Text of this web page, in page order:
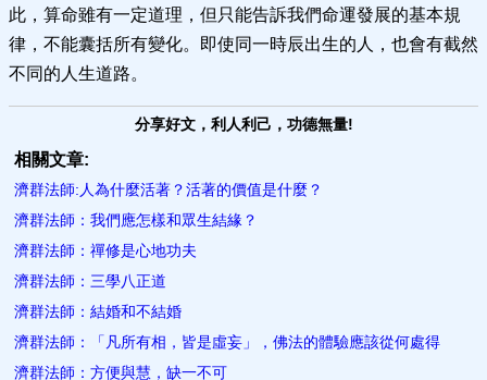
此，算命雖有一定道理，但只能告訴我們命運發展的基本規
律，不能囊括所有變化。即使同一時辰出生的人，也會有截然
不同的人生道路。
分享好文，利人利己，功德無量!
相關文章:
濟群法師:人為什麼活著？活著的價值是什麼？
濟群法師：我們應怎樣和眾生結緣？
濟群法師：禪修是心地功夫
濟群法師：三學八正道
濟群法師：結婚和不結婚
濟群法師：「凡所有相，皆是虛妄」，佛法的體驗應該從何處得
濟群法師：方便與慧，缺一不可